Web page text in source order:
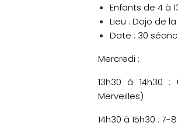
Enfants de 4 à
Lieu : Dojo de
Date : 30
Mercredi :
13h30 à 14h30
Merveilles)
14h30 à 15h30 : 7-